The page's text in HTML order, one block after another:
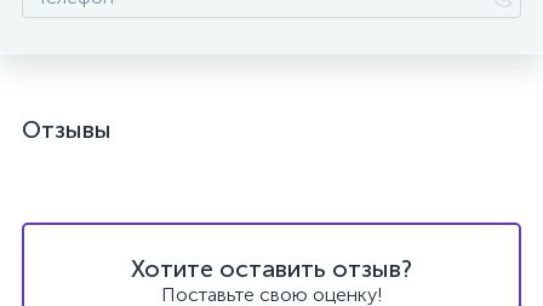
Отзывы
Хотите оставить отзыв?
Поставьте свою оценку!